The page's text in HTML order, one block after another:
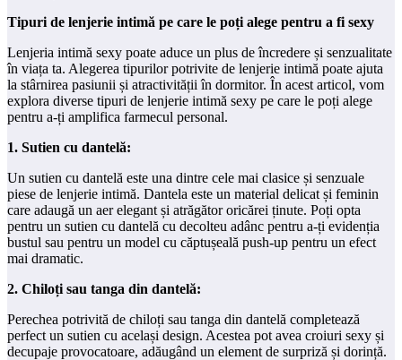
Tipuri de lenjerie intimă pe care le poți alege pentru a fi sexy
Lenjeria intimă sexy poate aduce un plus de încredere și senzualitate
în viața ta. Alegerea tipurilor potrivite de lenjerie intimă poate ajuta
la stârnirea pasiunii și atractivității în dormitor. În acest articol, vom
explora diverse tipuri de lenjerie intimă sexy pe care le poți alege
pentru a-ți amplifica farmecul personal.
1. Sutien cu dantelă:
Un sutien cu dantelă este una dintre cele mai clasice și senzuale
piese de lenjerie intimă. Dantela este un material delicat și feminin
care adaugă un aer elegant și atrăgător oricărei ținute. Poți opta
pentru un sutien cu dantelă cu decolteu adânc pentru a-ți evidenția
bustul sau pentru un model cu căptușeală push-up pentru un efect
mai dramatic.
2. Chiloți sau tanga din dantelă:
Perechea potrivită de chiloți sau tanga din dantelă completează
perfect un sutien cu același design. Acestea pot avea croiuri sexy și
decupaje provocatoare, adăugând un element de surpriză și dorință.